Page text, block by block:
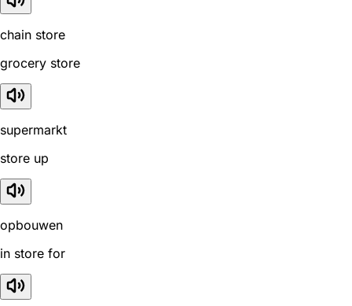
chain store
grocery store
supermarkt
store up
opbouwen
in store for